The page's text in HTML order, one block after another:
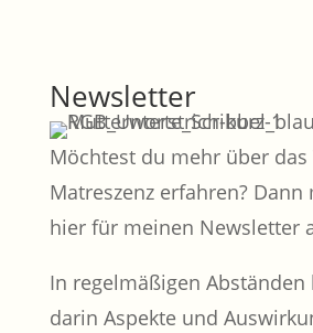
Newsletter
Möchtest du mehr über das
Matreszenz erfahren? Dann
hier für meinen Newsletter
In regelmäßigen
darin Aspekte und